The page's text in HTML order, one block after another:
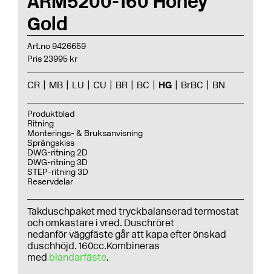
Gold
Art.no 9426659
Pris 23995 kr
CR MB LU CU BR BC HG BrBC BN
Produktblad
Ritning
Monterings- & Bruksanvisning
Sprängskiss
DWG-ritning 2D
DWG-ritning 3D
STEP-ritning 3D
Reservdelar
Takduschpaket med tryckbalanserad termostat
och omkastare i vred. Duschröret
nedanför väggfäste går att kapa efter önskad
duschhöjd. 160cc.Kombineras
med blandarfäste.